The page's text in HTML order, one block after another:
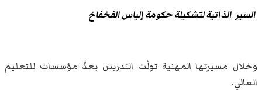
السير الذاتية لتشكيلة حكومة إلياس الفخفاخ
وخلال مسيرتها المهنية تولّت التدريس بعدّ مؤسسات للتعليم
العالي.